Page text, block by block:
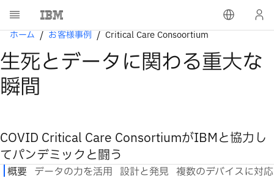
ホーム お客様事例 Critical Care Consoortium
生死とデータに関わる重大な
瞬間
COVID Critical Care ConsortiumがIBMと協力し
てパンデミックと闘う